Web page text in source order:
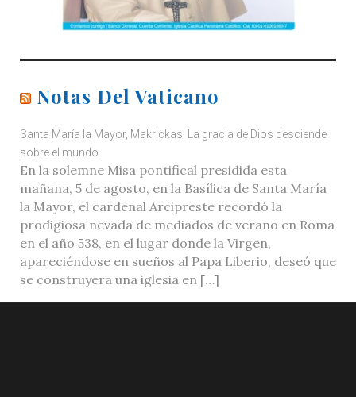
Notas Del Vaticano
Santa María la Mayor, Makrickas: La gracia de Dios desciende
sobre el mundo
En la solemne Misa pontifical presidida esta
mañana, 5 de agosto, en la Basílica de Santa María
la Mayor, el cardenal Arcipreste recordó la
prodigiosa nevada de mediados de verano en Roma
en el año 538, en el lugar donde la Virgen,
apareciéndose en sueños al Papa Liberio, deseó que
se construyera una iglesia en […]